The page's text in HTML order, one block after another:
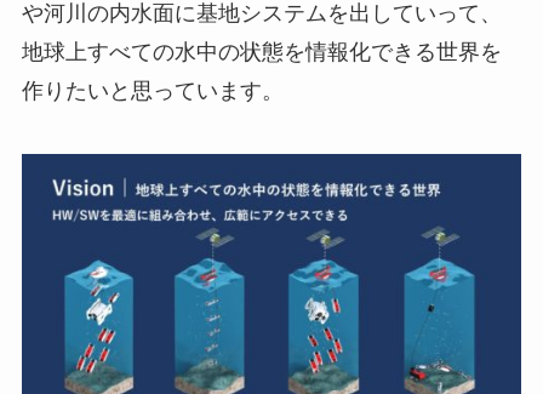
や河川の内水面に基地システムを出していって、
地球上すべての水中の状態を情報化できる世界を
作りたいと思っています。